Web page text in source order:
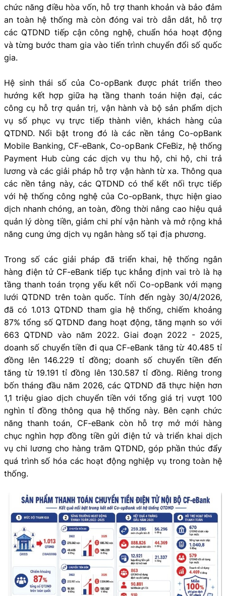
chức năng điều hòa vốn, hỗ trợ thanh khoản và bảo đảm
an toàn hệ thống mà còn đóng vai trò dẫn dắt, hỗ trợ
các QTDND tiếp cận công nghệ, chuẩn hóa hoạt động
và từng bước tham gia vào tiến trình chuyển đổi số quốc
gia.
Hệ sinh thái số của Co-opBank được phát triển theo
hướng kết hợp giữa hạ tầng thanh toán hiện đại, các
công cụ hỗ trợ quản trị, vận hành và bộ sản phẩm dịch
vụ số phục vụ trực tiếp thành viên, khách hàng của
QTDND. Nổi bật trong đó là các nền tảng Co-opBank
Mobile Banking, CF-eBank, Co-opBank CFeBiz, hệ thống
Payment Hub cùng các dịch vụ thu hộ, chi hộ, chi trả
lương và các giải pháp hỗ trợ vận hành từ xa. Thông qua
các nền tảng này, các QTDND có thể kết nối trực tiếp
với hệ thống công nghệ của Co-opBank, thực hiện giao
dịch nhanh chóng, an toàn, đồng thời nâng cao hiệu quả
quản lý dòng tiền, giảm chi phí vận hành và mở rộng khả
năng cung ứng dịch vụ ngân hàng số tại địa phương.
Trong số các giải pháp đã triển khai, hệ thống ngân
hàng điện tử CF-eBank tiếp tục khẳng định vai trò là hạ
tầng thanh toán trọng yếu kết nối Co-opBank với mạng
lưới QTDND trên toàn quốc. Tính đến ngày 30/4/2026,
đã có 1.013 QTDND tham gia hệ thống, chiếm khoảng
87% tổng số QTDND đang hoạt động, tăng mạnh so với
663 QTDND vào năm 2022. Giai đoạn 2022 - 2025,
doanh số chuyển tiền đi qua CF-eBank tăng từ 40.485 tỉ
đồng lên 146.229 tỉ đồng; doanh số chuyển tiền đến
tăng từ 19.191 tỉ đồng lên 130.587 tỉ đồng. Riêng trong
bốn tháng đầu năm 2026, các QTDND đã thực hiện hơn
1,1 triệu giao dịch chuyển tiền với tổng giá trị vượt 100
nghìn tỉ đồng thông qua hệ thống này. Bên cạnh chức
năng thanh toán, CF-eBank còn hỗ trợ mở mới hàng
chục nghìn hợp đồng tiền gửi điện tử và triển khai dịch
vụ chi lương cho hàng trăm QTDND, góp phần thúc đẩy
quá trình số hóa các hoạt động nghiệp vụ trong toàn hệ
thống.